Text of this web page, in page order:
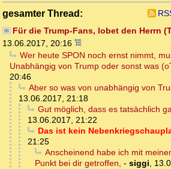
gesamter Thread:
Für die Trump-Fans, lobet den Herrn
13.06.2017, 20:16
Wer heute SPON noch ernst nimmt,
Unabhängig von Trump oder sonst was
20:46
Aber so was von unabhängig von
13.06.2017, 21:18
Gut möglich, dass es tatsächlich
13.06.2017, 21:22
Das ist kein
21:25
Anscheinend habe ich mit
Punkt bei dir getroffen, - siggi,